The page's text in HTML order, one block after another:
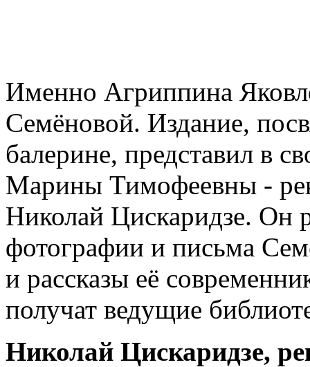
Именно Агриппина
Семёновой. Издание,
балерине, представил в
Марины Тимофеевны -
Николай Цискаридзе. Он
фотографии и письма
и рассказы её
получат ведущие
Николай Цискаридзе,